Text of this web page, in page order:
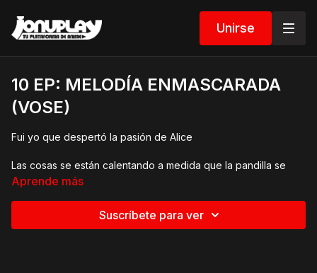
Unirse
10 EP: MELODÍA ENMASCARADA
(VOSE)
Fui yo que despertó la pasión de Alice
Las cosas se están calentando a medida que la pandilla se
acerca a Rock Horizon. Con mucho en juego para Yuzu y
Aprende más
Suscríbete para ver